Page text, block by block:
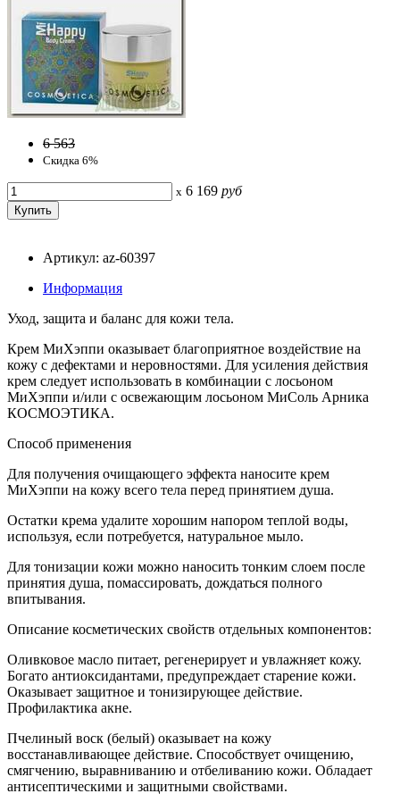
6 563
Скидка 6%
x 6 169 руб
Артикул: az-60397
Информация
Уход, защита и баланс для кожи тела.
Крем МиХэппи оказывает благоприятное воздействие на
кожу с дефектами и неровностями. Для усиления действия
крем следует использовать в комбинации с лосьоном
МиХэппи и/или с освежающим лосьоном МиСоль Арника
КОСМОЭТИКА.
Способ применения
Для получения очищающего эффекта наносите крем
МиХэппи на кожу всего тела перед принятием душа.
Остатки крема удалите хорошим напором теплой воды,
используя, если потребуется, натуральное мыло.
Для тонизации кожи можно наносить тонким слоем после
принятия душа, помассировать, дождаться полного
впитывания.
Описание косметических свойств отдельных компонентов:
Оливковое масло питает, регенерирует и увлажняет кожу.
Богато антиоксидантами, предупреждает старение кожи.
Оказывает защитное и тонизирующее действие.
Профилактика акне.
Пчелиный воск (белый) оказывает на кожу
восстанавливающее действие. Способствует очищению,
смягчению, выравниванию и отбеливанию кожи. Обладает
антисептическими и защитными свойствами.